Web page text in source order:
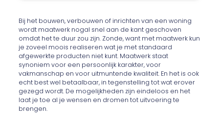
Bij het bouwen, verbouwen of inrichten van een woning
wordt maatwerk nogal snel aan de kant geschoven
omdat het te duur zou zijn. Zonde, want met maatwerk kun
je zoveel moois realiseren wat je met standaard
afgewerkte producten niet kunt. Maatwerk staat
synoniem voor een persoonlijk karakter, voor
vakmanschap en voor uitmuntende kwaliteit. En het is ook
echt best wel betaalbaar, in tegenstelling tot wat erover
gezegd wordt. De mogelijkheden zijn eindeloos en het
laat je toe al je wensen en dromen tot uitvoering te
brengen.